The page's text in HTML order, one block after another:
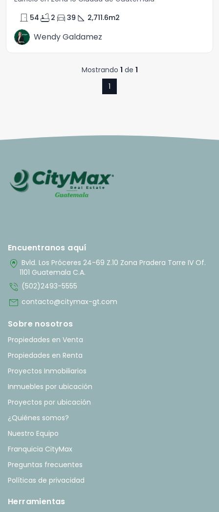
door_front 54 bathtub 2 directions_car 39 square_foot 2,711.6m2
Wendy Galdamez
Mostrando 1 de 1
1
Encuentranos aquí
home_pin Bvld. Los Próceres 24-69 Z.10 Zona Pradera Torre IV Of.
1101 Guatemala C.A.
phone_in_talk (502)2493-5555
mail contacto@citymax-gt.com
Sobre nosotros
Propiedades en Venta
Propiedades en Renta
Proyectos Inmobiliarios
Inmuebles por ubicación
Proyectos por ubicación
¿Quiénes somos?
Nuestro Equipo
Franquicia CityMax
Preguntas frecuentes
Políticas de privacidad
Herramientas